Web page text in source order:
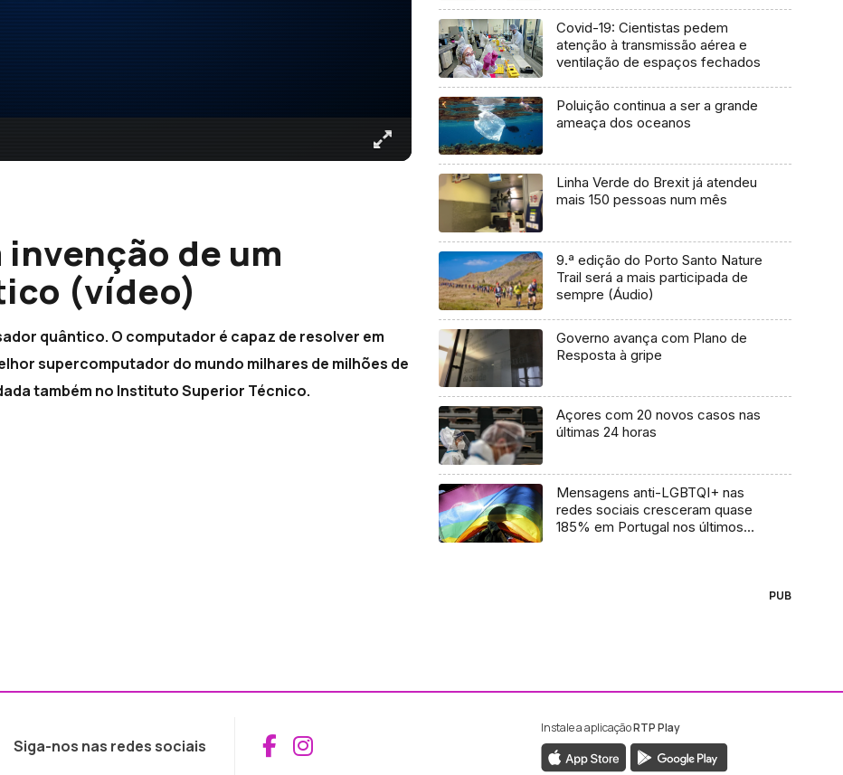
de um
(vídeo)
quântico. O computador é capaz de resolver em
supercomputador do mundo milhares de milhões de
também no Instituto Superior Técnico.
Covid-19: Cientistas pedem
atenção à transmissão aérea e
ventilação de espaços fechados
Poluição continua a ser a grande
ameaça dos oceanos
Linha Verde do Brexit já atendeu
mais 150 pessoas num mês
9.ª edição do Porto Santo Nature
Trail será a mais participada de
sempre (Áudio)
Governo avança com Plano de
Resposta à gripe
Açores com 20 novos casos nas
últimas 24 horas
Mensagens anti-LGBTQI+ nas
redes sociais cresceram quase
185% em Portugal nos últimos
PUB
Siga-nos nas redes sociais Aceder ao Facebook da RTP Madeira
Aceder ao Instagram da RTP Madeira
Instale a aplicaçãoRTP Play